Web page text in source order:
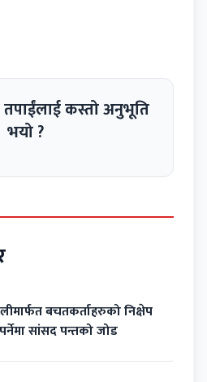
कस्तो अनुभूति
भयो ?
बचतकर्ताहरुको निक्षेप
सांसद पन्तको जोड